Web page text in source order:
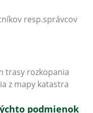
resp.správcov
trasy rozkopania
z mapy katastra
podmienok